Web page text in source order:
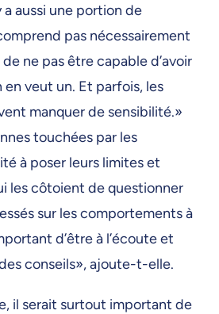
aussi une portion de
pas nécessairement
ne pas être capable d’avoir
veut un. Et parfois, les
manquer de sensibilité.»
touchées par les
à poser leurs limites et
les côtoient de questionner
sur les comportements à
d’être à l’écoute et
conseils», ajoute-t-elle.
il serait surtout important de